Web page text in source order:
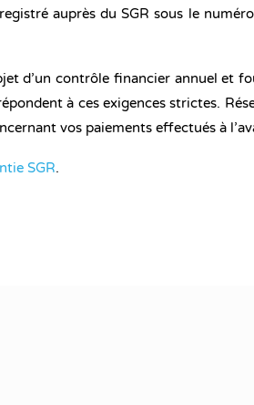
auprès du SGR sous le
d’un contrôle financier annuel et
à ces exigences strictes.
vos paiements effectués à
SGR.